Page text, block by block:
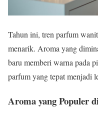
Tahun ini, tren parfum
menarik. Aroma yang
baru memberi warna pada
parfum yang tepat menjadi
Aroma yang Populer